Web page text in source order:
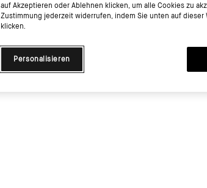
auf Akzeptieren oder Ablehnen klicken, um alle Cookies zu
Zustimmung jederzeit widerrufen, indem Sie unten auf dieser
klicken.
Personalisieren